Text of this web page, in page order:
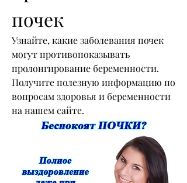
почек
Узнайте, какие заболевания почек
могут противопоказывать
пролонгирование беременности.
Получите полезную информацию по
вопросам здоровья и беременности
на нашем сайте.